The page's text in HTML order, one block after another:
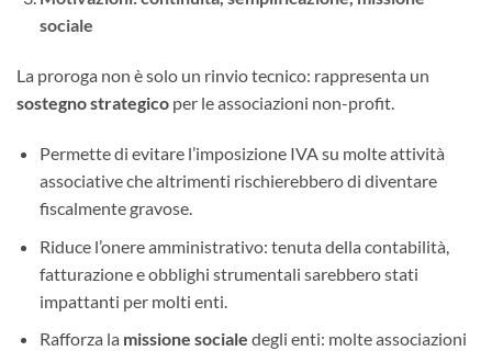
sociale
La proroga non è solo un rinvio tecnico: rappresenta un
sostegno strategico per le associazioni non-profit.
Permette di evitare l’imposizione IVA su molte attività
associative che altrimenti rischierebbero di diventare
fiscalmente gravose.
Riduce l’onere amministrativo: tenuta della contabilità,
fatturazione e obblighi strumentali sarebbero stati
impattanti per molti enti.
Rafforza la missione sociale degli enti: molte associazioni